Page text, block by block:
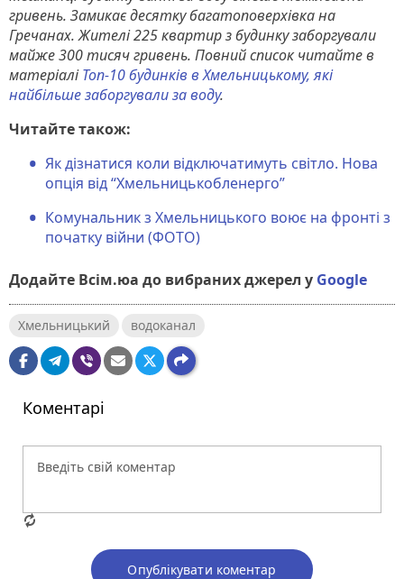
гривень. Замикає десятку багатоповерхівка на
Гречанах. Жителі 225 квартир з будинку заборгували
майже 300 тисяч гривень. Повний список читайте в
матеріаліТоп-10 будинків в Хмельницькому, які
найбільше заборгували за воду.
Читайте також:
Як дізнатися коли відключатимуть світло. Нова
опція від “Хмельницькобленерго”
Комунальник з Хмельницького воює на фронті з
початку війни (ФОТО)
Додайте Всім.юа до вибраних джерел у Google
Хмельницький водоканал
Коментарі
Опублікувати коментар